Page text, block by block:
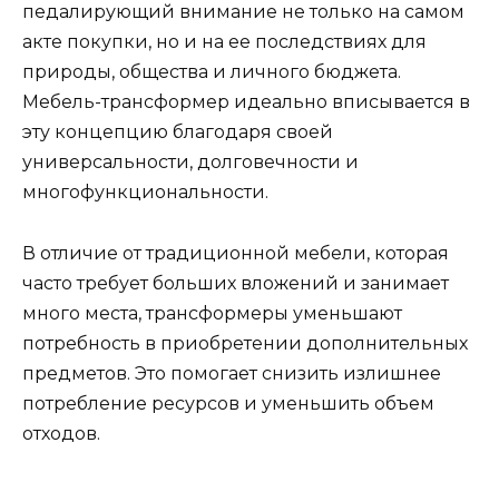
педалирующий внимание не только на самом
акте покупки, но и на ее последствиях для
природы, общества и личного бюджета.
Мебель-трансформер идеально вписывается в
эту концепцию благодаря своей
универсальности, долговечности и
многофункциональности.
В отличие от традиционной мебели, которая
часто требует больших вложений и занимает
много места, трансформеры уменьшают
потребность в приобретении дополнительных
предметов. Это помогает снизить излишнее
потребление ресурсов и уменьшить объем
отходов.